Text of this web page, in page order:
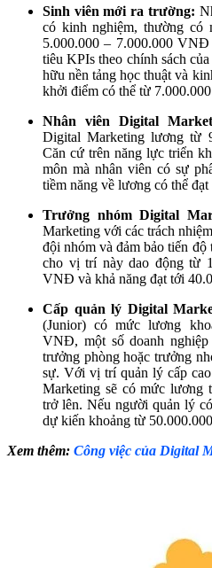
Sinh viên mới ra trường:
có kinh nghiệm, thường có
5.000.000 – 7.000.000
tiêu KPIs theo chính sách
hữu nền tảng học thuật và
khởi điểm có thể từ
Nhân viên Digital
Digital Marketing lương từ
Căn cứ trên năng lực triển
môn mà nhân viên có sự
tiềm năng về lương có thể
Trưởng nhóm Digital
Marketing với các trách
đội nhóm và đảm bảo tiến
cho vị trí này dao động từ
VNĐ và khả năng đạt tới
Cấp quản lý Digital
(Junior) có mức lương
VNĐ, một số doanh
trưởng phòng hoặc trưởng
sự. Với vị trí quản lý cấp
Marketing sẽ có mức
trở lên. Nếu người quản lý
dự kiến khoảng từ
Xem thêm: Công việc của Digital